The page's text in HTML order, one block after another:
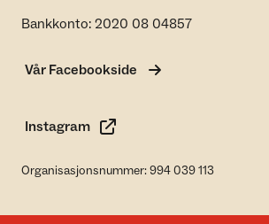
Bankkonto: 2020 08 04857
Vår Facebookside
Instagram
Organisasjonsnummer: 994 039 113